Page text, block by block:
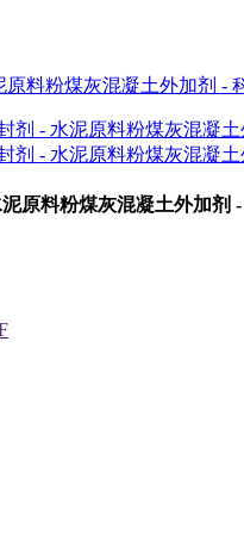
原料粉煤灰混凝土外加剂